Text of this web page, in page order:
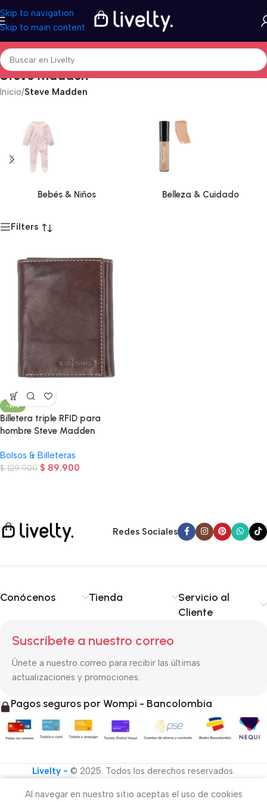
Skip to navigation
Skip to main content
Steve Madden
Inicio/Steve Madden
Bebés & Niños Belleza & Cuidado
Filters
-31%
Billetera triple RFID para
hombre Steve Madden
Bolsos & Billeteras
$129.900 $ 89.900
Redes Sociales
Conócenos Tienda
Servicio al
Cliente
Suscríbete a nuestro correo
Únete a nuestro correo para recibir las últimas
actualizaciones y promociones.
Pagos seguros por Wompi - Bancolombia
Livelty - © 2025. Todos los derechos reservados.
Al navegar en nuestro sitio aceptas el uso de cookies